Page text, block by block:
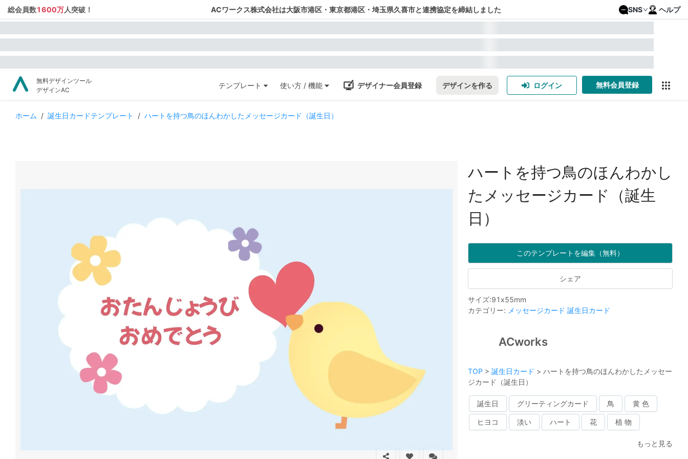
総会員数1600万人突破！ ACワークス株式会社は大阪市港区・東京都港区・埼玉県久喜市と連携協定を締結しました SNS ヘルプ
無料デザインツール
デザインAC
テンプレート 使い方 / 機能 デザイナー会員登録 デザインを作る ログイン 無料会員登録
ホーム / 誕生日カードテンプレート / ハートを持つ鳥のほんわかしたメッセージカード（誕生日）
ハートを持つ鳥のほんわかし
たメッセージカード（誕生
日）
このテンプレートを編集（無料）
シェア
サイズ:91 x55mm
カテゴリー: メッセージカード 誕生日カード
ACworks
TOP > 誕生日カード > ハートを持つ鳥のほんわかしたメッセー
ジカード（誕生日）
誕生日 グリーティングカード 鳥 黄 色
ヒヨコ 淡い ハート 花 植 物
もっと見る